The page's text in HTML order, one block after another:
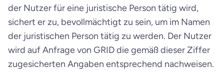
der Nutzer für eine juristische Person tätig wird,
sichert er zu, bevollmächtigt zu sein, um im Namen
der juristischen Person tätig zu werden. Der Nutzer
wird auf Anfrage von GRID die gemäß dieser Ziffer
zugesicherten Angaben entsprechend nachweisen.